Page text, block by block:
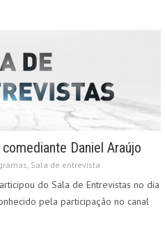
Daniel Araújo
Sala de entrevista
do Sala de Entrevistas no dia
pela participação no canal